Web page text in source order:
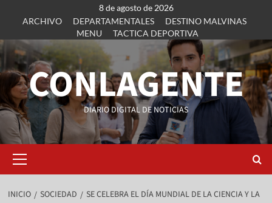
8 de agosto de 2026
ARCHIVO
DEPARTAMENTALES
DESTINO MALVINAS
MENU
TACTICA DEPORTIVA
CONLAGENTE
DIARIO DIGITAL DE NOTICIAS
INICIO SOCIEDAD
SE CELEBRA EL DÍA MUNDIAL DE LA CIENCIA Y LA